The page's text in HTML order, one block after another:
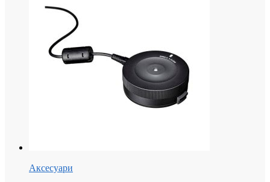
Аксесуари